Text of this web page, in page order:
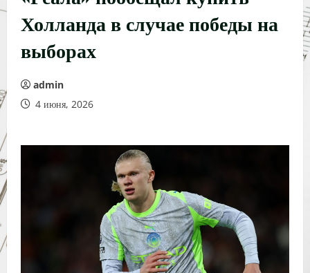
Холланда в случае победы на
выборах
admin
4 июня, 2026